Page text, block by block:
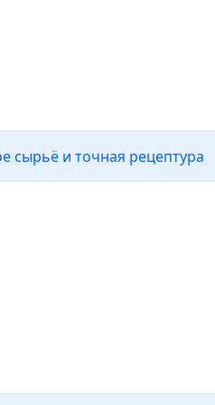
сырьё и точная рецептура